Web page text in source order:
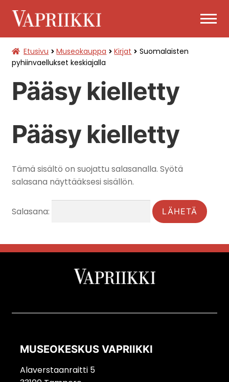
Siirry
navigointiin
Siirry
sisältöön
PÄÄSYLIPUT
MUSEOKAUPPA
Etusivu Museokauppa Kirjat
Suomalaisten
pyhiinvaellukset keskiajalla
Pääsy kielletty
Pääsy kielletty
Tämä sisältö on suojattu salasanalla. Syötä
salasana näyttääksesi sisällön.
Salasana:
MUSEOKESKUS VAPRIIKKI
Alaverstaanraitti 5